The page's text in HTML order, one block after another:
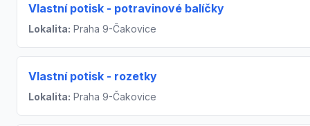
Vlastní potisk - potravinové balíčky
Lokalita: Praha 9-Čakovice
Vlastní potisk - rozetky
Lokalita: Praha 9-Čakovice